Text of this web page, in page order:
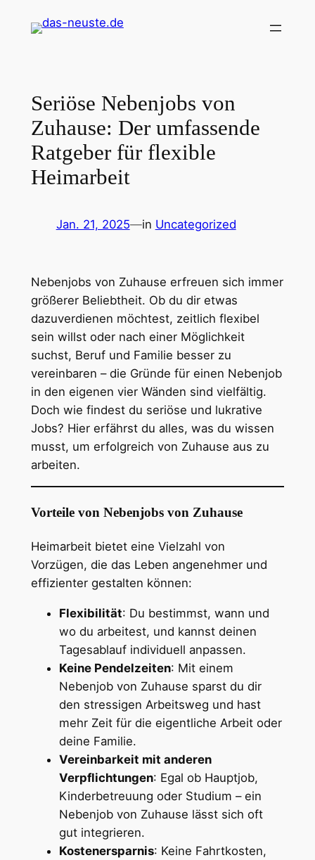
Inhalt
Seriöse Nebenjobs von
Zuhause: Der umfassende
Ratgeber für flexible
Heimarbeit
Jan. 21, 2025—in Uncategorized
Nebenjobs von Zuhause erfreuen sich immer
größerer Beliebtheit. Ob du dir etwas
dazuverdienen möchtest, zeitlich flexibel
sein willst oder nach einer Möglichkeit
suchst, Beruf und Familie besser zu
vereinbaren – die Gründe für einen Nebenjob
in den eigenen vier Wänden sind vielfältig.
Doch wie findest du seriöse und lukrative
Jobs? Hier erfährst du alles, was du wissen
musst, um erfolgreich von Zuhause aus zu
arbeiten.
Vorteile von Nebenjobs von Zuhause
Heimarbeit bietet eine Vielzahl von
Vorzügen, die das Leben angenehmer und
effizienter gestalten können:
Flexibilität: Du bestimmst, wann und
wo du arbeitest, und kannst deinen
Tagesablauf individuell anpassen.
Keine Pendelzeiten: Mit einem
Nebenjob von Zuhause sparst du dir
den stressigen Arbeitsweg und hast
mehr Zeit für die eigentliche Arbeit oder
deine Familie.
Vereinbarkeit mit anderen
Verpflichtungen: Egal ob Hauptjob,
Kinderbetreuung oder Studium – ein
Nebenjob von Zuhause lässt sich oft
gut integrieren.
Kostenersparnis: Keine Fahrtkosten,